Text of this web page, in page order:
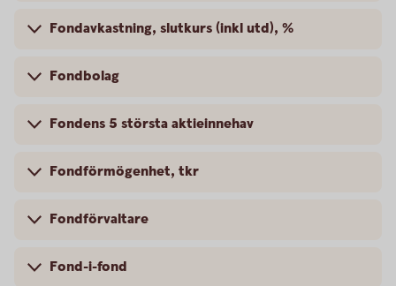
Fondavkastning, slutkurs (inkl utd), %
Fondbolag
Fondens 5 största aktieinnehav
Fondförmögenhet, tkr
Fondförvaltare
Fond-i-fond